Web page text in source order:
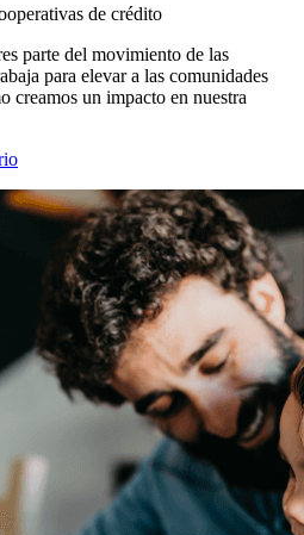
de crédito
parte del movimiento de las
para elevar a las comunidades
creamos un impacto en nuestra